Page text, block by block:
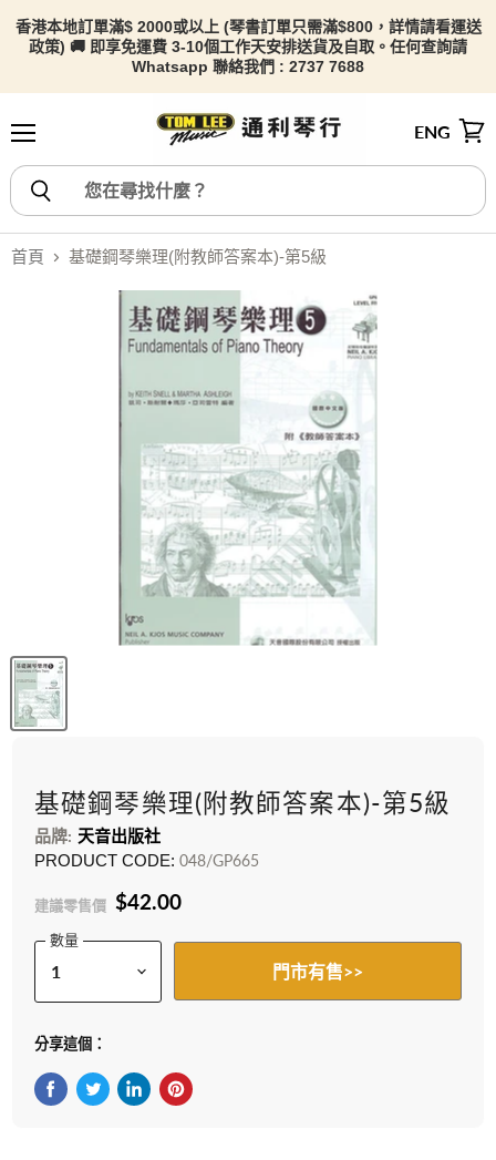
香港本地訂單滿$ 2000或以上 (琴書訂單只需滿$800，詳情請看運送
政策) 🚚 即享免運費 3-10個工作天安排送貨及自取。任何查詢請
Whatsapp 聯絡我們 : 2737 7688
ENG
首頁 基礎鋼琴樂理(附教師答案本)-第5級
基礎鋼琴樂理(附教師答案本)-第5級
品牌: 天音出版社
PRODUCT CODE: 048/GP665
建議零售價 $42.00
數量
門市有售>>
分享這個：